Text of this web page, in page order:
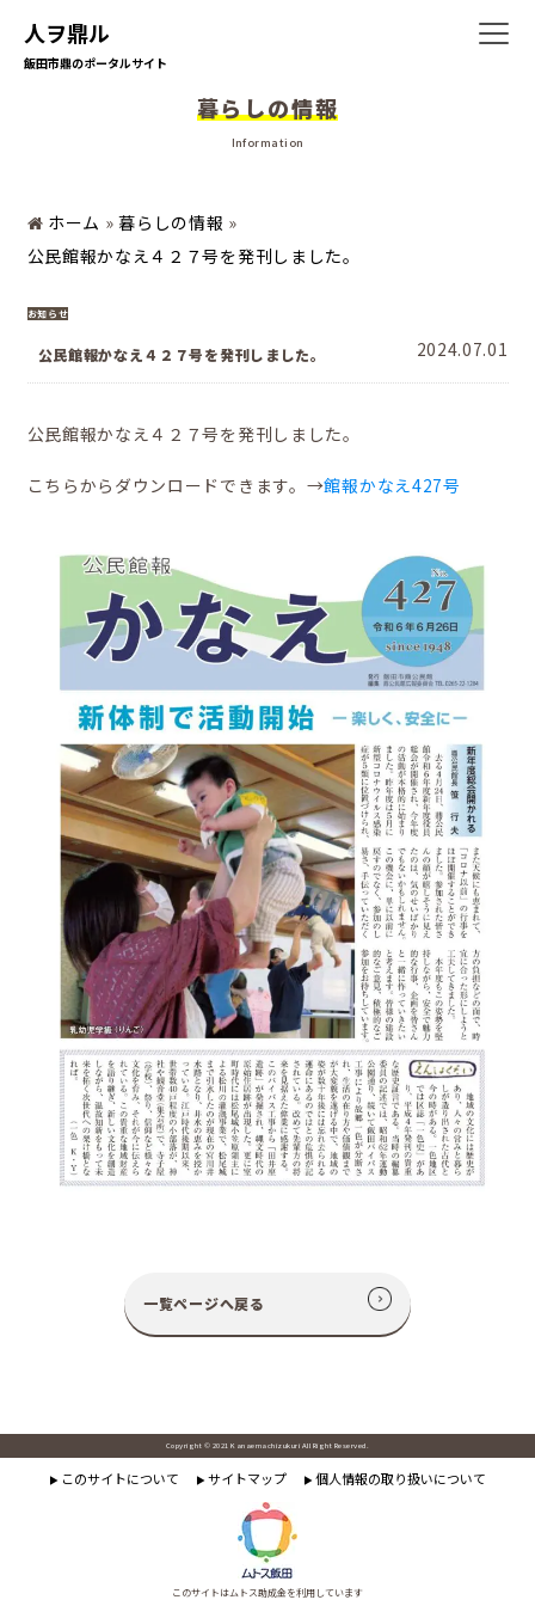
人ヲ鼎ル
飯田市鼎のポータルサイト
ホーム
暮らしの情報
地域の活動
かなえの人特集
鼎地区の魅力
移住をお考えの方へ
お問合せ
暮らしの情報
Information
ホーム » 暮らしの情報 »
公民館報かなえ４２７号を発刊しました。
2024.07.01
お知らせ
公民館報かなえ４２７号を発刊しました。
公民館報かなえ４２７号を発刊しました。
こちらからダウンロードできます。→館報かなえ427号
一覧ページへ戻る
Copyright © 2021 Kanaemachizukuri All Right Reserved.
▶ このサイトについて ▶ サイトマップ ▶ 個人情報の取り扱いについて
このサイトはムトス助成金を利用しています